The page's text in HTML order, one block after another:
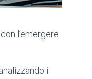
l’emergere
i